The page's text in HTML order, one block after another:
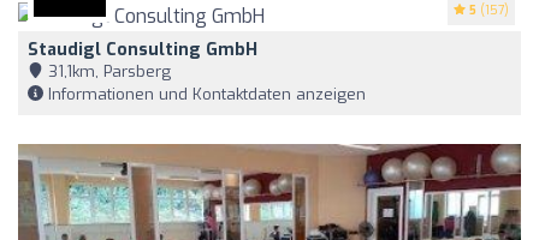
5 (157)
Staudigl Consulting GmbH
31,1km, Parsberg
Informationen und Kontaktdaten anzeigen